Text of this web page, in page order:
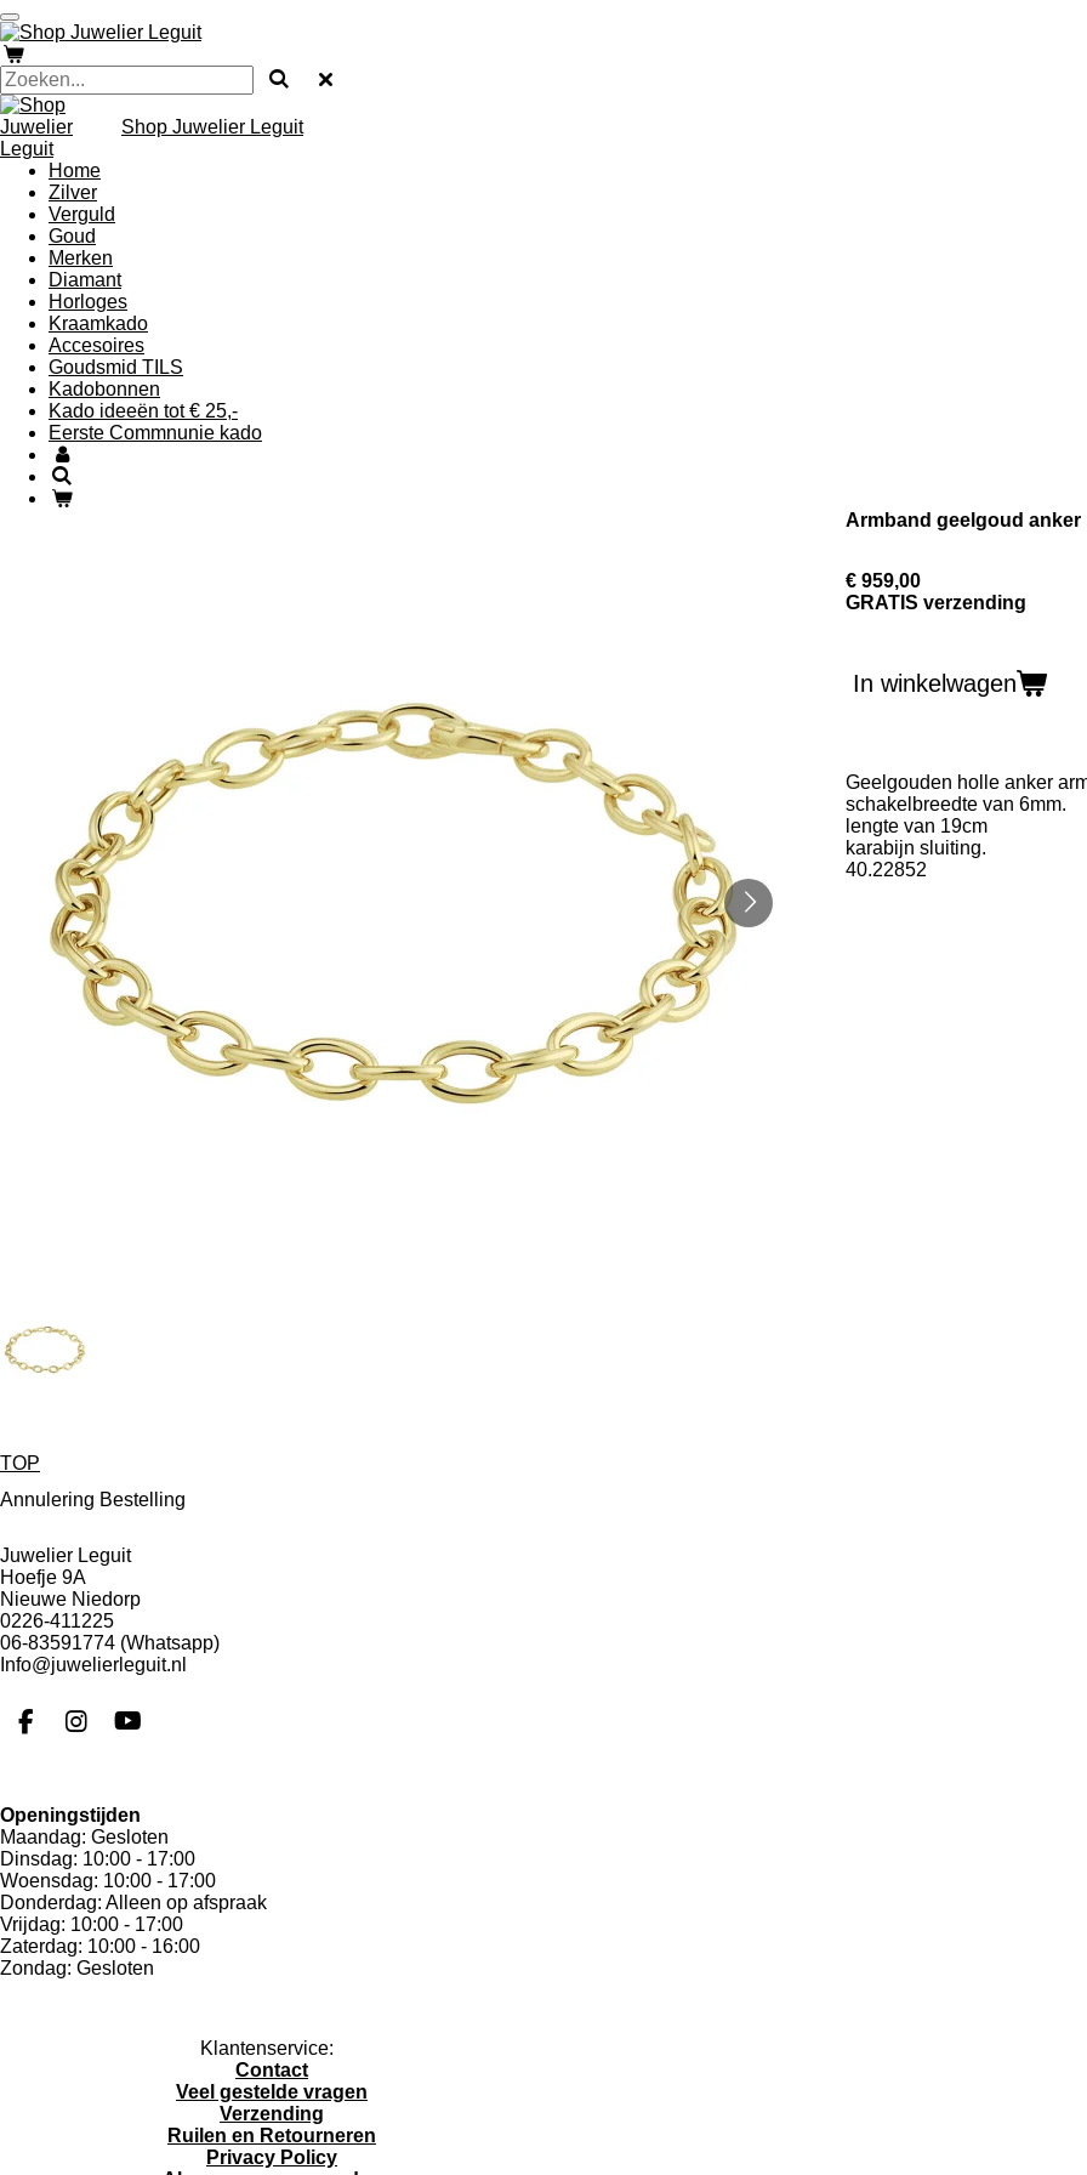
Ga
direct
naar
de
hoofdinhoud
Shop Juwelier Leguit
Home
Zilver
Verguld
Goud
Merken
Diamant
Horloges
Kraamkado
Accesoires
Goudsmid TILS
Kadobonnen
Kado ideeën tot € 25,-
Eerste Commnunie kado
Armband geelgoud anker
€ 959,00
GRATIS verzending
In winkelwagen
Geelgouden holle anker
schakelbreedte van 6mm.
lengte van 19cm
karabijn sluiting.
40.22852
TOP
Annulering Bestelling
Juwelier Leguit
Hoefje 9A
Nieuwe Niedorp
0226-411225
06-83591774 (Whatsapp)
Info@juwelierleguit.nl
F
b
o
o
k
I
a
g
r
a
m
Y
u
b
e
Openingstijden
Maandag: Gesloten
Dinsdag: 10:00 - 17:00
Woensdag: 10:00 - 17:00
Donderdag: Alleen op afspraak
Vrijdag: 10:00 - 17:00
Zaterdag: 10:00 - 16:00
Zondag: Gesloten
Klantenservice:
Contact
Veel gestelde vragen
Verzending
Ruilen en Retourneren
Privacy Policy